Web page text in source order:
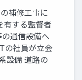
補修工事に
有する監督者
通信設備へ
の社員が立会
設備 道路の